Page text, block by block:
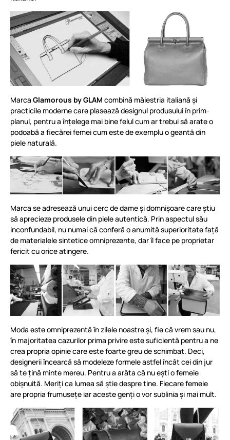
Marca Glamorous by GLAM combină măiestria italiană și
practicile moderne care plasează designul produsului în prim-
planul, pentru a înțelege mai bine felul cum ar trebui să arate o
podoabă a fiecărei femei cum este de exemplu o geantă din
piele naturală.
Marca se adresează unui cerc de dame și domnișoare care știu
să aprecieze produsele din piele autentică. Prin aspectul său
inconfundabil, nu numai că conferă o anumită superioritate față
de materialele sintetice omniprezente, dar îl face pe proprietar
fericit cu orice atingere.
Moda este omniprezentă în zilele noastre și, fie că vrem sau nu,
în majoritatea cazurilor prima privire este suficientă pentru a ne
crea propria opinie care este foarte greu de schimbat. Deci,
designerii încearcă să modeleze formele astfel încât cei din jur
să te țină minte mereu. Pentru a arăta că nu ești o femeie
obișnuită. Meriți ca lumea să știe despre tine. Fiecare femeie
are propria frumusețe iar aceste genți o vor sublinia și mai mult.